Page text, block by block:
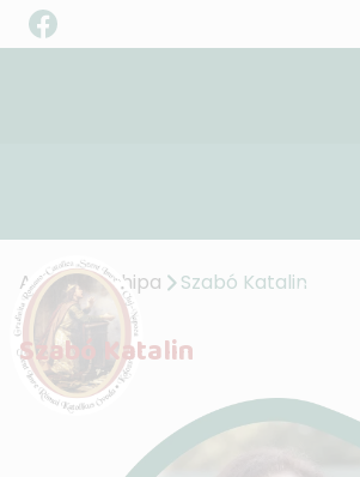
a iubit...”
Acasă Echipa Szabó Katalin
Szabó Katalin